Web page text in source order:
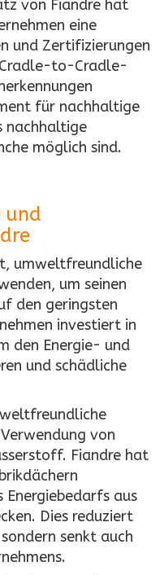
von Fiandre hat
eine
und Zertifizierungen
to-Cradle-
für nachhaltige
nachhaltige
möglich sind.
und
umweltfreundliche
um seinen
den geringsten
investiert in
den Energie- und
und schädliche
von
Fiandre hat
aus
Dies reduziert
senkt auch